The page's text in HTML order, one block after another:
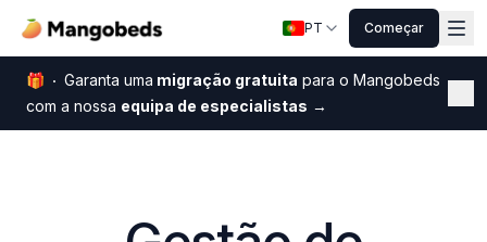
PT Começar
🎁 Garanta uma migração gratuita para o Mangobeds
com a nossa equipa de especialistas →